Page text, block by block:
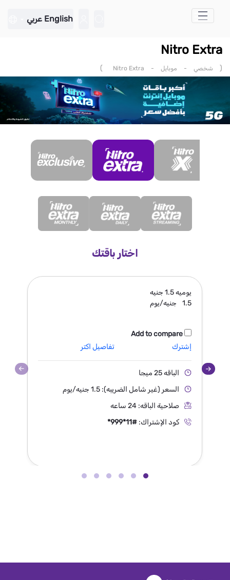
تخطي إلى المحتوى الرئيسي
English عربي
Nitro Extra
( شخصي - موبايل -
Nitro Extra
)
اختار باقتك
يوميه1.5 جنيه
1.5
جنيه/يوم
Add to compare
إشترك
تفاصيل اكتر
الباقه 25 ميجا
السعر (غير شامل الضريبه): 1.5 جنيه/يوم
صلاحية الباقه: 24 ساعه
كود الإشتراك: *999*11#